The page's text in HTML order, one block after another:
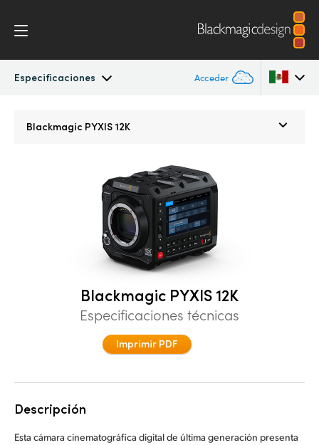
Especificaciones Acceder
Denmark
Blackmagic PYXIS 12K
Blackmagic PYXIS 12K
Especificaciones técnicas
Imprimir PDF
Descripción
Esta cámara cinematográfica digital de última generación presenta